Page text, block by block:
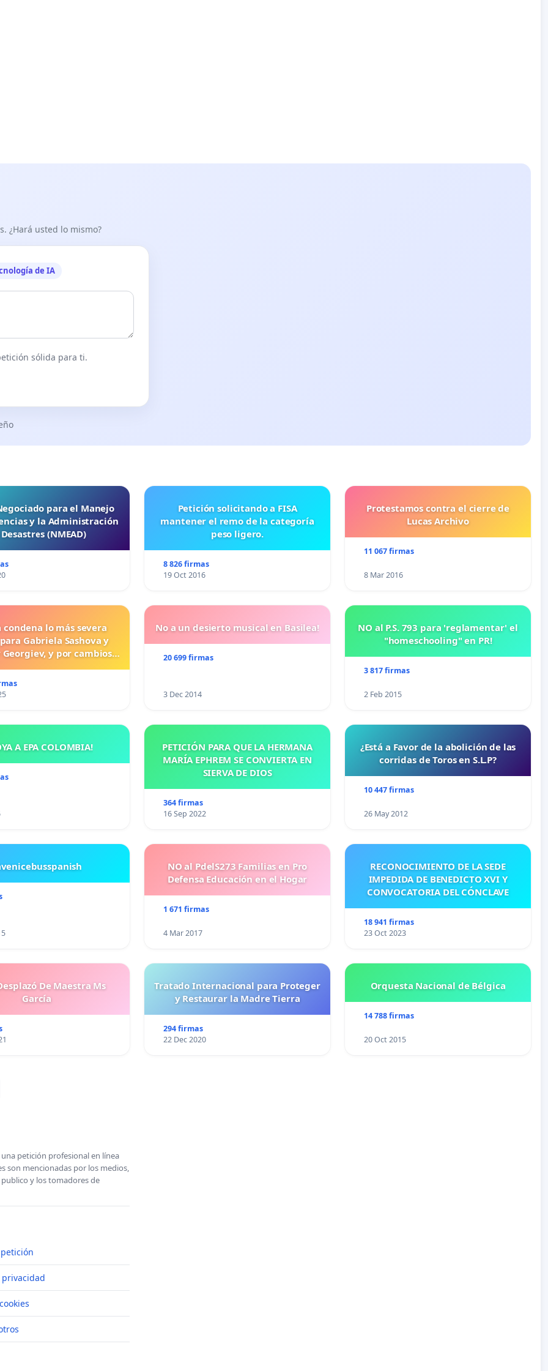
¿Hará usted lo mismo?
de IA
sólida para ti.
para el Manejo
y la Administración
(NMEAD)
Petición solicitando a FISA
mantener el remo de la categoría
peso ligero.
8 826 firmas
19 Oct 2016
Protestamos contra el cierre de
Lucas Archivo
11 067 firmas
8 Mar 2016
condena lo más severa
Gabriela Sashova y
y por cambios
para los crímenes
contra los animales.
No a un desierto musical en Basilea!
20 699 firmas
3 Dec 2014
NO al P.S. 793 para 'reglamentar' el
"homeschooling" en PR!
3 817 firmas
2 Feb 2015
A EPA COLOMBIA!
PETICIÓN PARA QUE LA HERMANA
MARÍA EPHREM SE CONVIERTA EN
SIERVA DE DIOS
364 firmas
16 Sep 2022
¿Está a Favor de la abolición de las
corridas de Toros en S.L.P?
10 447 firmas
26 May 2012
NO al PdelS273 Familias en Pro
Defensa Educación en el Hogar
1 671 firmas
4 Mar 2017
RECONOCIMIENTO DE LA SEDE
IMPEDIDA DE BENEDICTO XVI Y
CONVOCATORIA DEL CÓNCLAVE
18 941 firmas
23 Oct 2023
De Maestra Ms
García
Tratado Internacional para Proteger
y Restaurar la Madre Tierra
294 firmas
22 Dec 2020
Orquesta Nacional de Bélgica
14 788 firmas
20 Oct 2015
petición profesional en línea
son mencionadas por los medios,
y los tomadores de